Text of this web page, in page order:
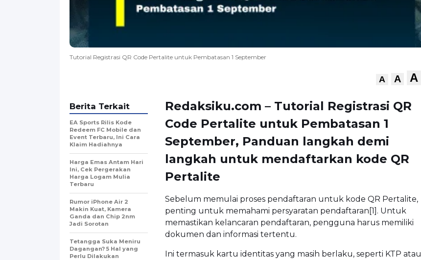
Tutorial Registrasi QR Code Pertalite untuk Pembatasan 1 September
A A A
Redaksiku.com – Tutorial Registrasi QR
Code Pertalite untuk Pembatasan 1
September, Panduan langkah demi
langkah untuk mendaftarkan kode QR
Pertalite
Sebelum memulai proses pendaftaran untuk kode QR Pertalite,
penting untuk memahami persyaratan pendaftaran[1]. Untuk
memastikan kelancaran pendaftaran, pengguna harus memiliki
dokumen dan informasi tertentu.
Ini termasuk kartu identitas yang masih berlaku, seperti KTP atau
Berita Terkait
EA Sports Rilis Kode
Redeem FC Mobile dan
Event Terbaru, Ini Cara
Klaim Hadiahnya
Harga Emas Antam Hari
Ini, Cek Pergerakan
Harga Logam Mulia
Terbaru
Rumor iPhone Air 2
Makin Kuat, Kamera
Ganda dan Chip 2nm
Jadi Sorotan
Tetangga Suka Meniru
Dagangan? 5 Hal yang
Perlu Dilakukan